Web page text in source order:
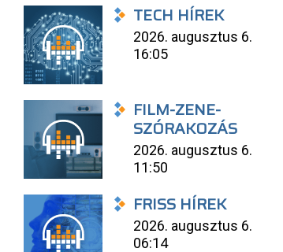
TECH HÍREK
2026. augusztus 6.
16:05
FILM-ZENE-
SZÓRAKOZÁS
2026. augusztus 6.
11:50
FRISS HÍREK
2026. augusztus 6.
06:14